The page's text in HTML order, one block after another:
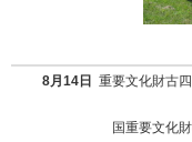
8月14日 重要文化財古
国重要文化財